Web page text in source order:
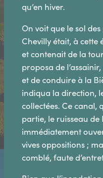
qu’en hiver.
On voit que le sol
Chevilly était, à cette
et contenait de la
proposa de
et de conduire à la
indiqua la direction,
collectées. Ce canal,
partie, le ruisseau de
immédiatement
vives oppositions ;
comblé, faute